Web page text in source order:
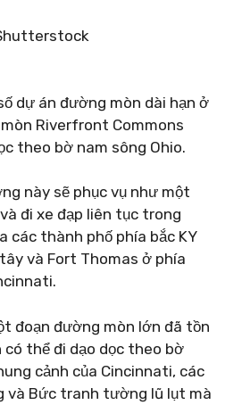
dự án đường mòn dài hạn ở
Riverfront Commons
theo bờ nam sông Ohio.
này sẽ phục vụ như một
đi xe đạp liên tục trong
các thành phố phía bắc KY
và Fort Thomas ở phía
đoạn đường mòn lớn đã tồn
thể đi dạo dọc theo bờ
cảnh của Cincinnati, các
và Bức tranh tường lũ lụt mà